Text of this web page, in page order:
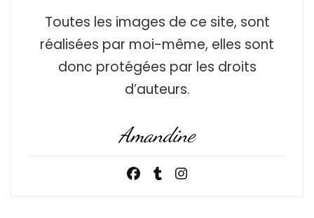
Toutes les images de ce site, sont
réalisées par moi-même, elles sont
donc protégées par les droits
d’auteurs.
Amandine